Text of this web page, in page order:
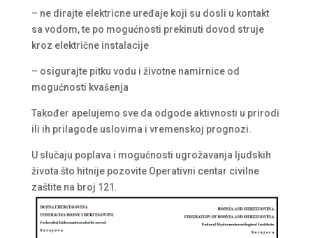
– ne dirajte elektricne uređaje koji su dosli u kontakt
sa vodom, te po mogućnosti prekinuti dovod struje
kroz električne instalacije
– osigurajte pitku vodu i životne namirnice od
mogućnosti kvašenja
Također apelujemo sve da odgode aktivnosti u prirodi
ili ih prilagode uslovima i vremenskoj prognozi.
U slučaju poplava i mogućnosti ugrožavanja ljudskih
života što hitnije pozovite Operativni centar civilne
zaštite na broj 121.